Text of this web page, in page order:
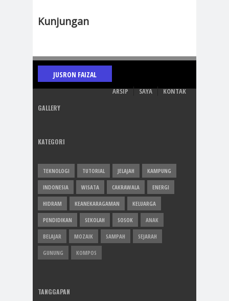
Kunjungan
JUSRON FAIZAL
ARSIP SAYA KONTAK
GALLERY
KATEGORI
TEKNOLOGI TUTORIAL JELAJAH KAMPUNG
INDONESIA WISATA CAKRAWALA ENERGI
HIDRAM KEANEKARAGAMAN KELUARGA
PENDIDIKAN SEKOLAH SOSOK ANAK
BELAJAR MOZAIK SAMPAH SEJARAH
GUNUNG KOMPOS
TANGGAPAN